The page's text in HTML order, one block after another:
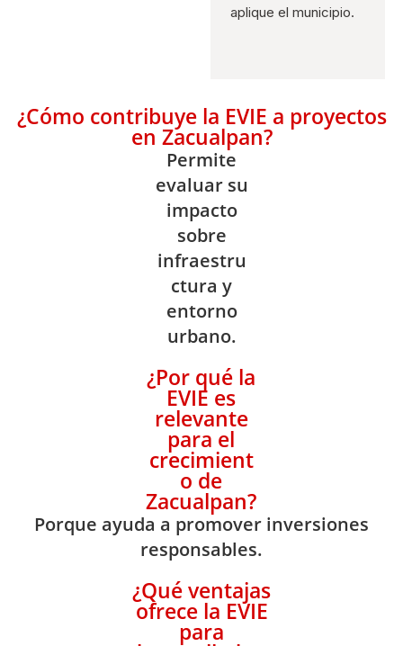
aplique el municipio.
¿Cómo contribuye la EVIE a proyectos
en Zacualpan?
Permite
evaluar su
impacto
sobre
infraestru
ctura y
entorno
urbano.
¿Por qué la
EVIE es
relevante
para el
crecimient
o de
Zacualpan?
Porque ayuda a promover inversiones
responsables.
¿Qué ventajas
ofrece la EVIE
para